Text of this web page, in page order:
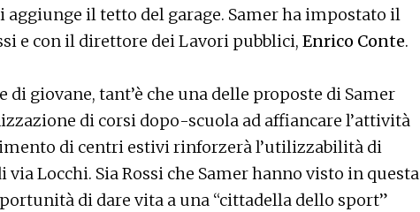
il tetto del garage. Samer ha impostato il
e con il direttore dei Lavori pubblici, Enrico Conte.
di giovane, tant’è che una delle proposte di Samer
di corsi dopo-scuola ad affiancare l’attività
di centri estivi rinforzerà l’utilizzabilità di
via Locchi. Sia Rossi che Samer hanno visto in questa
di dare vita a una “cittadella dello sport”